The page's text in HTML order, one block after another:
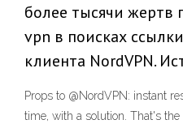
более тысячи жертв
vpn в поисках
клиента NordVPN.
Props to @NordVPN: instant
time, with a solution. That's